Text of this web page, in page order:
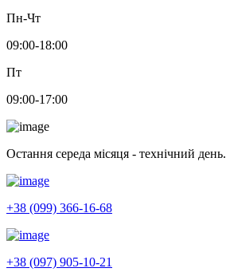
Пн-Чт
09:00-18:00
Пт
09:00-17:00
Остання середа місяця - технічний день.
+38 (099) 366-16-68
+38 (097) 905-10-21